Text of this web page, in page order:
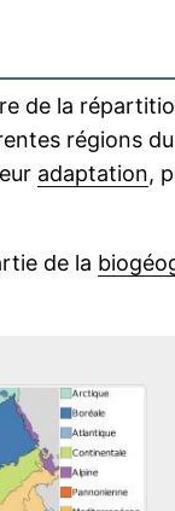
de la
régions
adaptation,
de la